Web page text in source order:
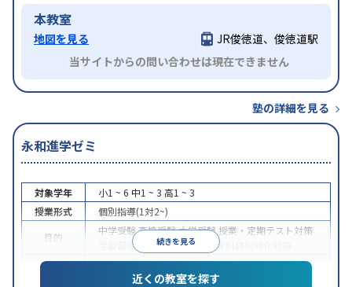
本教室
地図を見る
JR俊徳道、俊徳道駅
当サイトからの問い合わせは現在できません
塾の詳細を見る
永和進学ゼミ
続きを見る
対象学年 小1 ~ 6 中1 ~ 3 高1 ~ 3
授業形式
個別指導(1対2~)
目的
中学受験高校受験大学受験 授業・定期テスト対策
学習習慣の定着各種検定対策
特徴
授業の振替可能1科目から受講可能
近くの教室を探す